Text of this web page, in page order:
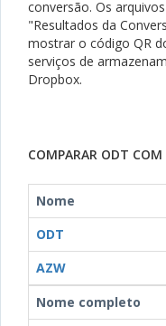
conversão. Os
"Resultados da
mostrar o código QR
serviços de
Dropbox.
COMPARAR ODT COM
Nome
ODT
AZW
Nome completo